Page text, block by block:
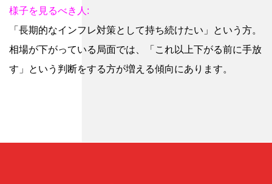
様子を見るべき人:
「長期的なインフレ対策として持ち続けたい」という方。
相場が下がっている局面では、「これ以上下がる前に手放
す」という判断をする方が増える傾向にあります。